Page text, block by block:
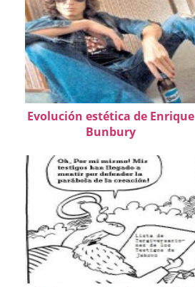
Evolución estética de Enrique
Bunbury